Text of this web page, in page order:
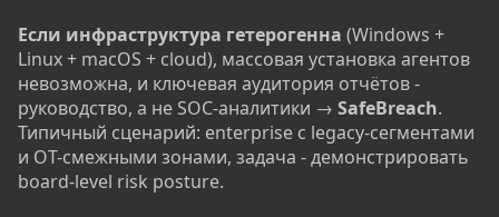
Если инфраструктура гетерогенна (Windows +
Linux + macOS + cloud), массовая установка агентов
невозможна, и ключевая аудитория отчётов -
руководство, а не SOC-аналитики → SafeBreach.
Типичный сценарий: enterprise с legacy-сегментами
и OT-смежными зонами, задача - демонстрировать
board-level risk posture.